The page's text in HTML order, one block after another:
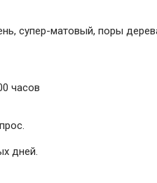
супер-матовый, поры
часов
дней.